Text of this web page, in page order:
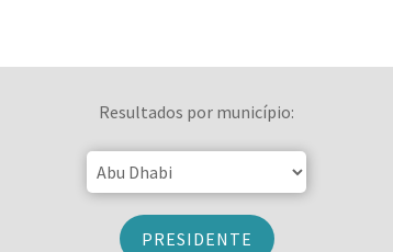
Resultados por município:
PRESIDENTE